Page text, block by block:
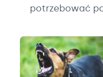
potrzebować